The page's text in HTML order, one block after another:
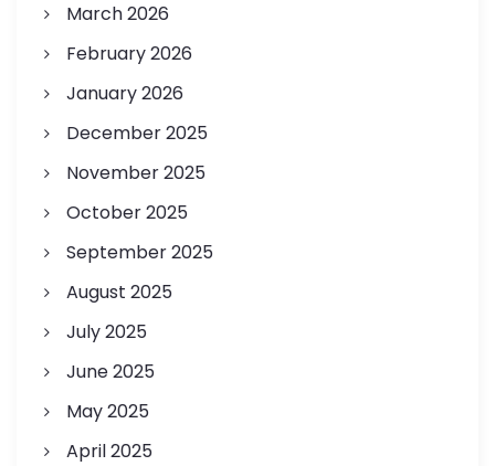
March 2026
February 2026
January 2026
December 2025
November 2025
October 2025
September 2025
August 2025
July 2025
June 2025
May 2025
April 2025